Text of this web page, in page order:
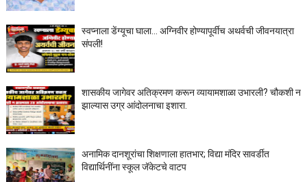
स्वप्नाला डेंग्यूचा घाला… अग्निवीर होण्यापूर्वीच अथर्वची जीवनयात्रा
संपली!
शासकीय जागेवर अतिक्रमण करून व्यायामशाळा उभारली? चौकशी न
झाल्यास उग्र आंदोलनाचा इशारा.
अनामिक दानशूरांचा शिक्षणाला हातभार; विद्या मंदिर सावर्डीत
विद्यार्थिनींना स्कूल जॅकेटचे वाटप